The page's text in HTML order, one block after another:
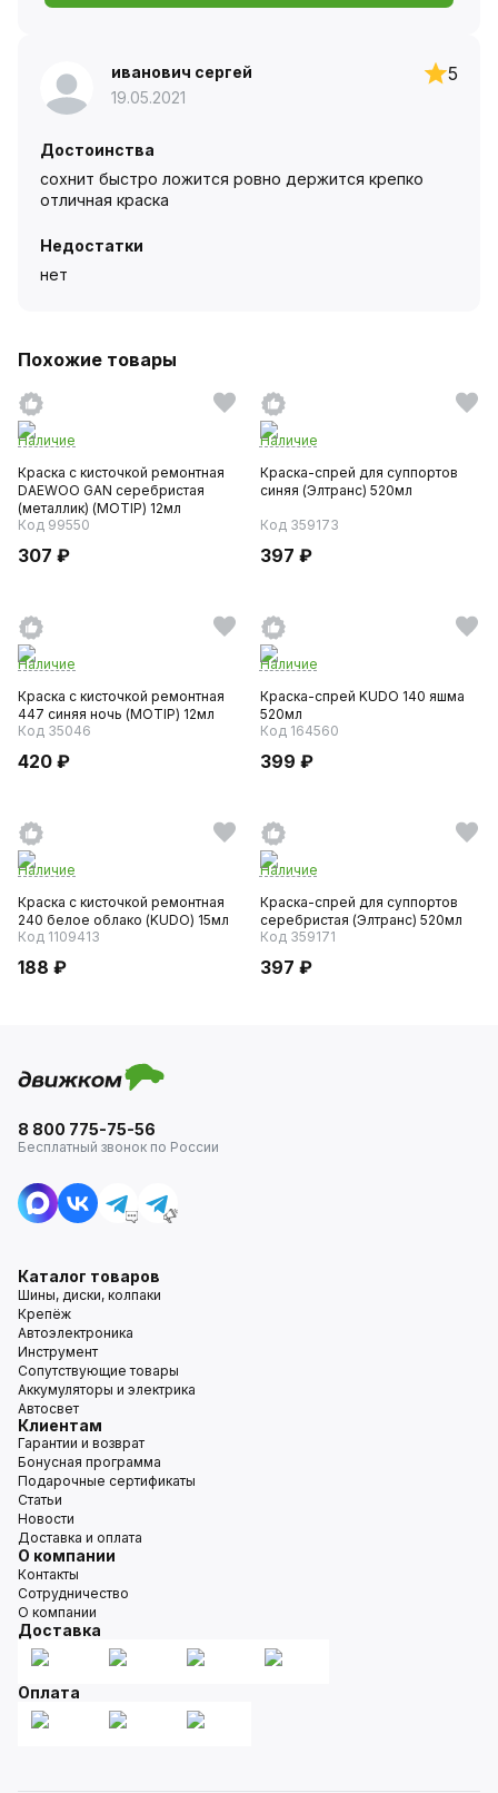
иванович сергей
19.05.2021
5
Достоинства
сохнит быстро ложится ровно держится крепко
отличная краска
Недостатки
нет
Похожие товары
Наличие
Краска с кисточкой ремонтная
DAEWOO GAN серебристая
(металлик) (MOTIP) 12мл
Код 99550
307 ₽
Наличие
Краска-спрей для суппортов
синяя (Элтранс) 520мл
Код 359173
397 ₽
Наличие
Краска с кисточкой ремонтная
447 синяя ночь (MOTIP) 12мл
Код 35046
420 ₽
Наличие
Краска-спрей KUDO 140 яшма
520мл
Код 164560
399 ₽
Наличие
Краска с кисточкой ремонтная
240 белое облако (KUDO) 15мл
Код 1109413
188 ₽
Наличие
Краска-спрей для суппортов
серебристая (Элтранс) 520мл
Код 359171
397 ₽
8 800 775-75-56
Бесплатный звонок по России
Каталог товаров
Шины, диски, колпаки
Крепёж
Автоэлектроника
Инструмент
Сопутствующие товары
Аккумуляторы и электрика
Автосвет
Клиентам
Гарантии и возврат
Бонусная программа
Подарочные сертификаты
Статьи
Новости
Доставка и оплата
О компании
Контакты
Сотрудничество
О компании
Доставка
Оплата